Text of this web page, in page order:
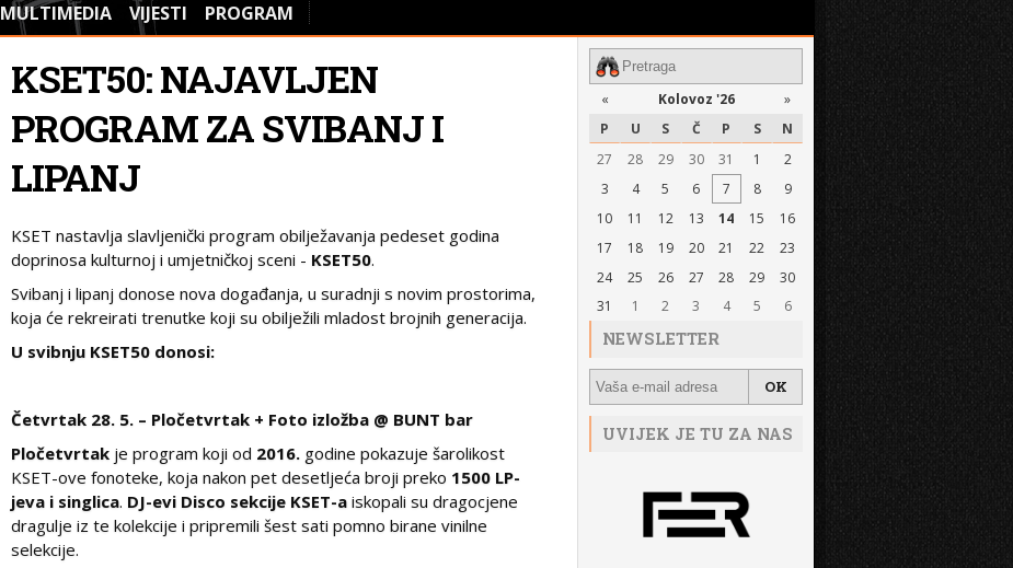
MULTIMEDIA VIJESTI PROGRAM
KSET50: NAJAVLJEN
PROGRAM ZA SVIBANJ I
LIPANJ
KSET nastavlja slavljenički program obilježavanja pedeset godina
doprinosa kulturnoj i umjetničkoj sceni - KSET50.
Svibanj i lipanj donose nova događanja, u suradnji s novim prostorima,
koja će rekreirati trenutke koji su obilježili mladost brojnih generacija.
U svibnju KSET50 donosi:
Četvrtak 28. 5. – Pločetvrtak + Foto izložba @ BUNT bar
Pločetvrtak je program koji od 2016. godine pokazuje šarolikost
KSET-ove fonoteke, koja nakon pet desetljeća broji preko 1500 LP-
jeva i singlica. DJ-evi Disco sekcije KSET-aiskopali su dragocjene
dragulje iz te kolekcije i pripremili šest sati pomno birane vinilne
selekcije.
« Kolovoz '26
»
P
U S Č P S
N
27
28 29 30 31 1
2
3
4 5 6 7 8
9
10
11 12 13 14 15
16
17
18 19 20 21 22
23
24
25 26 27 28 29
30
31
1 2 3 4 5 6
NEWSLETTER
UVIJEK JE TU ZA NAS